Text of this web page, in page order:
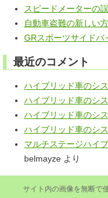
スピードメーターの
自動車盗難の新しい
GRスポーツサイドバ
最近のコメント
ハイブリッド車のシ
ハイブリッド車のシ
ハイブリッド車のシ
ハイブリッド車のシ
マルチステージハイ
belmayze より
サイト内の画像を無断で